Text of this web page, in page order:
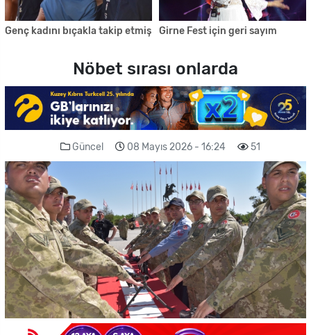
Genç kadını bıçakla takip etmiş Girne Fest için geri sayım
Nöbet sırası onlarda
Güncel 08 Mayıs 2026 - 16:24 51